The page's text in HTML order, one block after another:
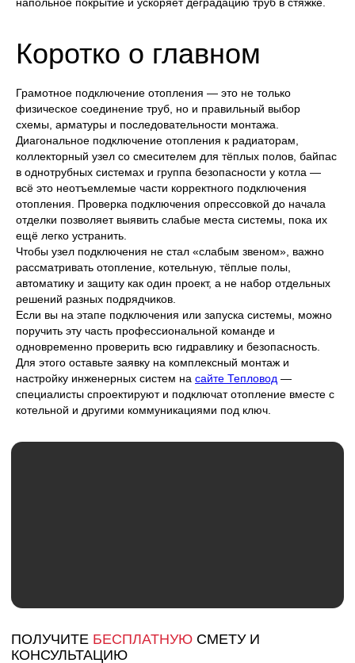
Коротко о главном
Грамотное подключение отопления — это не только
физическое соединение труб, но и правильный выбор
схемы, арматуры и последовательности монтажа.
Диагональное подключение отопления к радиаторам,
коллекторный узел со смесителем для тёплых полов, байпас
в однотрубных системах и группа безопасности у котла —
всё это неотъемлемые части корректного подключения
отопления. Проверка подключения опрессовкой до начала
отделки позволяет выявить слабые места системы, пока их
ещё легко устранить.
Чтобы узел подключения не стал «слабым звеном», важно
рассматривать отопление, котельную, тёплые полы,
автоматику и защиту как один проект, а не набор отдельных
решений разных подрядчиков.
Если вы на этапе подключения или запуска системы, можно
поручить эту часть профессиональной команде и
одновременно проверить всю гидравлику и безопасность.
Для этого оставьте заявку на комплексный монтаж и
настройку инженерных систем на сайте Тепловод —
специалисты спроектируют и подключат отопление вместе с
котельной и другими коммуникациями под ключ.
© 2005-2026 Тепловод
Авторские права
Разработка сайта
Контакты
Услуги